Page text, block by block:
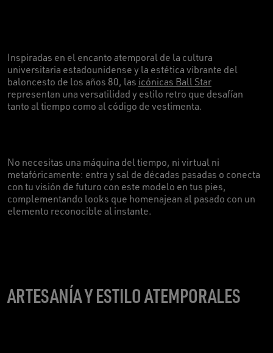
Inspiradas en el encanto atemporal de la cultura
universitaria estadounidense y la estética vibrante del
baloncesto de los años 80, las icónicas Ball Star
representan una versatilidad y estilo retro que desafían
tanto al tiempo como al código de vestimenta.
No necesitas una máquina del tiempo, ni virtual ni
metafóricamente: entra y sal de décadas pasadas o conecta
con tu visión de futuro con este modelo en tus pies,
complementando looks que homenajean al pasado con un
elemento reconocible al instante.
ARTESANÍA Y ESTILO ATEMPORALES